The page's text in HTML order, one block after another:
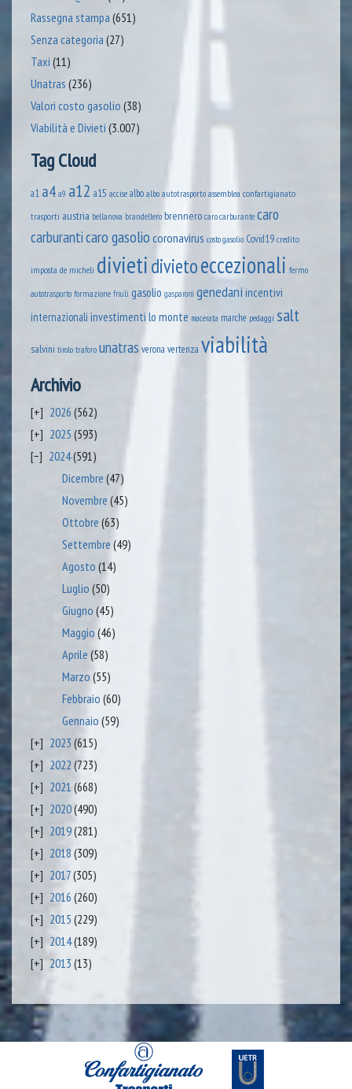
Rassegna stampa (651)
Senza categoria (27)
Taxi (11)
Unatras (236)
Valori costo gasolio (38)
Viabilità e Divieti (3.007)
Tag Cloud
a1 a4 a9 a12 a15 accise albo albo autotrasporto assemblea confartigianato
trasporti austria bellanova brandellero brennero caro carburante caro
carburanticaro gasoliocoronavirus costo gasolio Covid19credito
imposta de micheli divietidivietoeccezionali fermo
autotrasporto formazione friuli gasolio gasparoni genedani incentivi
internazionali investimenti lo monte macerata marche pedaggi salt
salvini tirolo traforo unatras verona vertenza viabilità
Archivio
2026 (562)
2025 (593)
2024(591)
Dicembre (47)
Novembre (45)
Ottobre (63)
Settembre (49)
Agosto (14)
Luglio (50)
Giugno (45)
Maggio (46)
Aprile (58)
Marzo (55)
Febbraio (60)
Gennaio (59)
2023 (615)
2022 (723)
2021 (668)
2020(490)
2019(281)
2018 (309)
2017(305)
2016 (260)
2015 (229)
2014(189)
2013 (13)